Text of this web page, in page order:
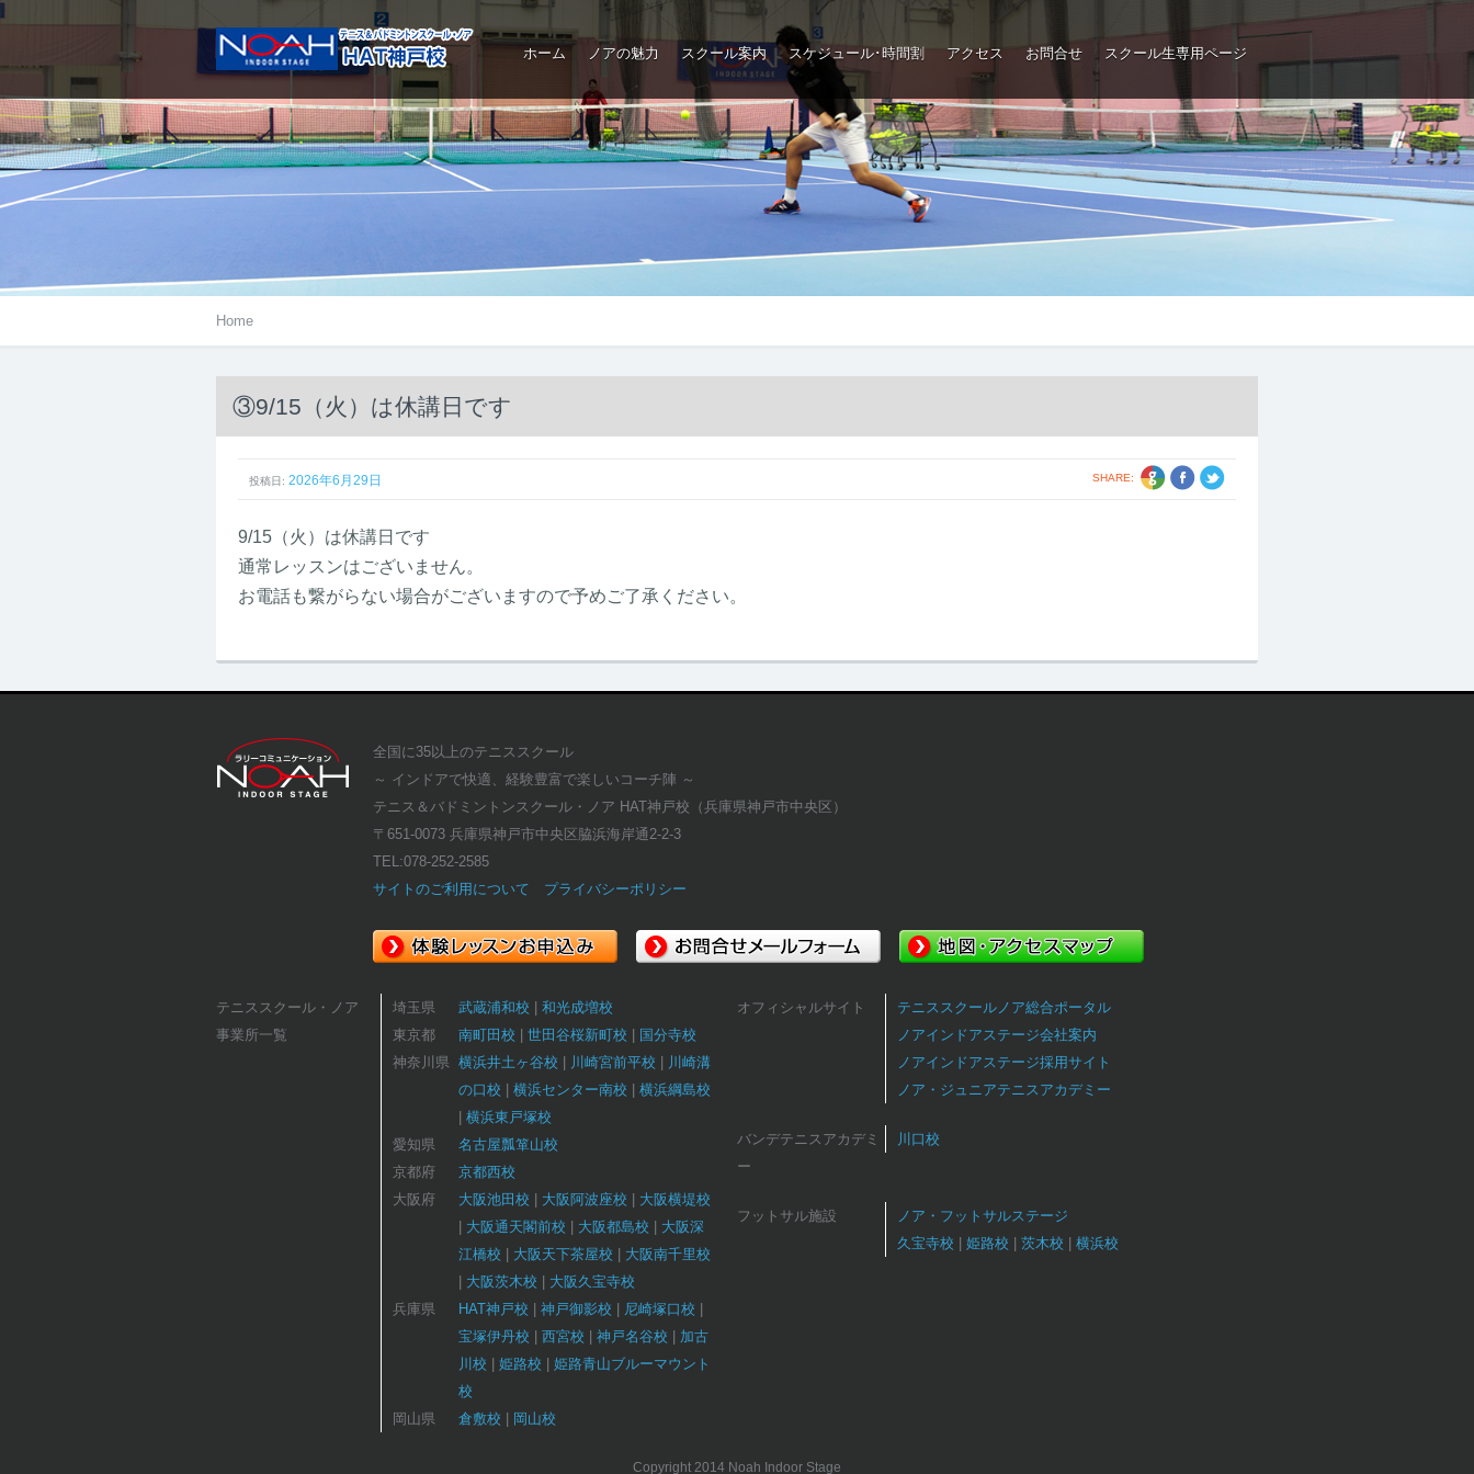
メニューは右にあるアイコンをタップ
ホーム ノアの魅力 スクール案内 スケジュール･時間割 アクセス お問合せ スクール生専用ページ
Home
③9/15（火）は休講日です
SHARE:
投稿日: 2026年6月29日
9/15（火）は休講日です
通常レッスンはございません。
お電話も繋がらない場合がございますので予めご了承ください。
全国に35以上のテニススクール
～ インドアで快適、経験豊富で楽しいコーチ陣 ～
テニス＆バドミントンスクール・ノア HAT神戸校（兵庫県神戸市中央区）
〒651-0073 兵庫県神戸市中央区脇浜海岸通2-2-3
TEL:078-252-2585
サイトのご利用について
プライバシーポリシー
テニススクール・ノア
事業所一覧
埼玉県 武蔵浦和校
和光成増校
東京都
南町田校 世田谷桜新町校
国分寺校
神奈川県 横浜井土ヶ谷校 川崎宮前平校
川崎溝
の口校
横浜センター南校
横浜綱島校
横浜東戸塚校
愛知県
名古屋瓢箪山校
京都府
京都西校
大阪府
大阪池田校 大阪阿波座校
大阪横堤校
大阪通天閣前校
大阪都島校
大阪深
江橋校
大阪天下茶屋校
大阪南千里校
大阪茨木校
大阪久宝寺校
兵庫県
HAT神戸校 神戸御影校
尼崎塚口校
宝塚伊丹校
西宮校 神戸名谷校
加古
川校
姫路校
姫路青山ブルーマウント
校
岡山県
倉敷校 岡山校
オフィシャルサイト
テニススクールノア総合ポータル
ノアインドアステージ会社案内
ノアインドアステージ採用サイト
ノア・ジュニアテニスアカデミー
バンデテニスアカデミ
ー
川口校
フットサル施設
ノア・フットサルステージ
久宝寺校
姫路校 茨木校 横浜校
Copyright 2014 Noah Indoor Stage